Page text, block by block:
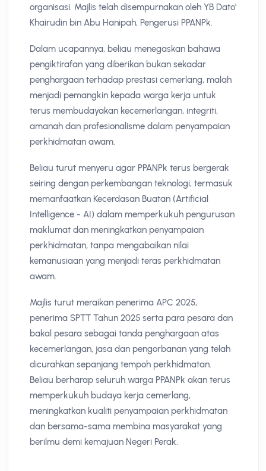
organisasi. Majlis telah disempurnakan oleh YB Dato'
Khairudin bin Abu Hanipah, Pengerusi PPANPk.
Dalam ucapannya, beliau menegaskan bahawa
pengiktirafan yang diberikan bukan sekadar
penghargaan terhadap prestasi cemerlang, malah
menjadi pemangkin kepada warga kerja untuk
terus membudayakan kecemerlangan, integriti,
amanah dan profesionalisme dalam penyampaian
perkhidmatan awam.
Beliau turut menyeru agar PPANPk terus bergerak
seiring dengan perkembangan teknologi, termasuk
memanfaatkan Kecerdasan Buatan (Artificial
Intelligence - AI) dalam memperkukuh pengurusan
maklumat dan meningkatkan penyampaian
perkhidmatan, tanpa mengabaikan nilai
kemanusiaan yang menjadi teras perkhidmatan
awam.
Majlis turut meraikan penerima APC 2025,
penerima SPTT Tahun 2025 serta para pesara dan
bakal pesara sebagai tanda penghargaan atas
kecemerlangan, jasa dan pengorbanan yang telah
dicurahkan sepanjang tempoh perkhidmatan.
Beliau berharap seluruh warga PPANPk akan terus
memperkukuh budaya kerja cemerlang,
meningkatkan kualiti penyampaian perkhidmatan
dan bersama-sama membina masyarakat yang
berilmu demi kemajuan Negeri Perak.